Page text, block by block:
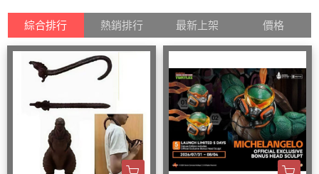
綜合排行 熱銷排行 最新上架 價格